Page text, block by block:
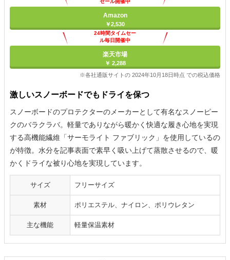
セール開催中
Amazon
￥2,530
24時間タイムセー
ル毎日開催中
楽天市場
￥ 2,288
※各社通販サイトの 2024年10月18日時点 での税込価格
激しいスノーボードでもドライを保つ
スノーボードのプロテクターのメーカーとして有名なスノーピー
クのバラクラバ。軽量でありながら暖かく快適な履き心地を実現
する高機能繊維「サーモライト ファブリック」を使用しているの
が特徴。水分を記事表面で素早く吸い上げて蒸散させるので、暖
かくドライな被り心地を実現しています。
サイズ フリーサイズ
素材 ポリエステル、ナイロン、ポリウレタン
主な機能 軽量保温素材